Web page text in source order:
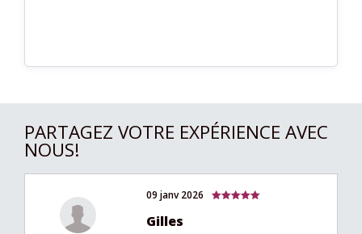
PARTAGEZ VOTRE EXPÉRIENCE AVEC
NOUS!
09 janv 2026
Gilles